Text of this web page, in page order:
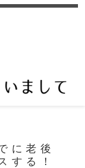
に老後
する！